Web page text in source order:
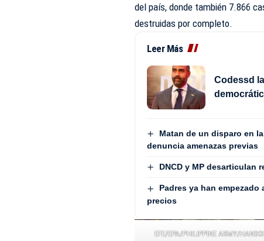
del país, donde también 7.866
destruidas por completo.
Leer Más
Codessd
Matan de un disparo en
denuncia amenazas previas
DNCD y MP desarticulan
Padres ya han
precios
EFE/EPA/PHILIPPINE ARMY/